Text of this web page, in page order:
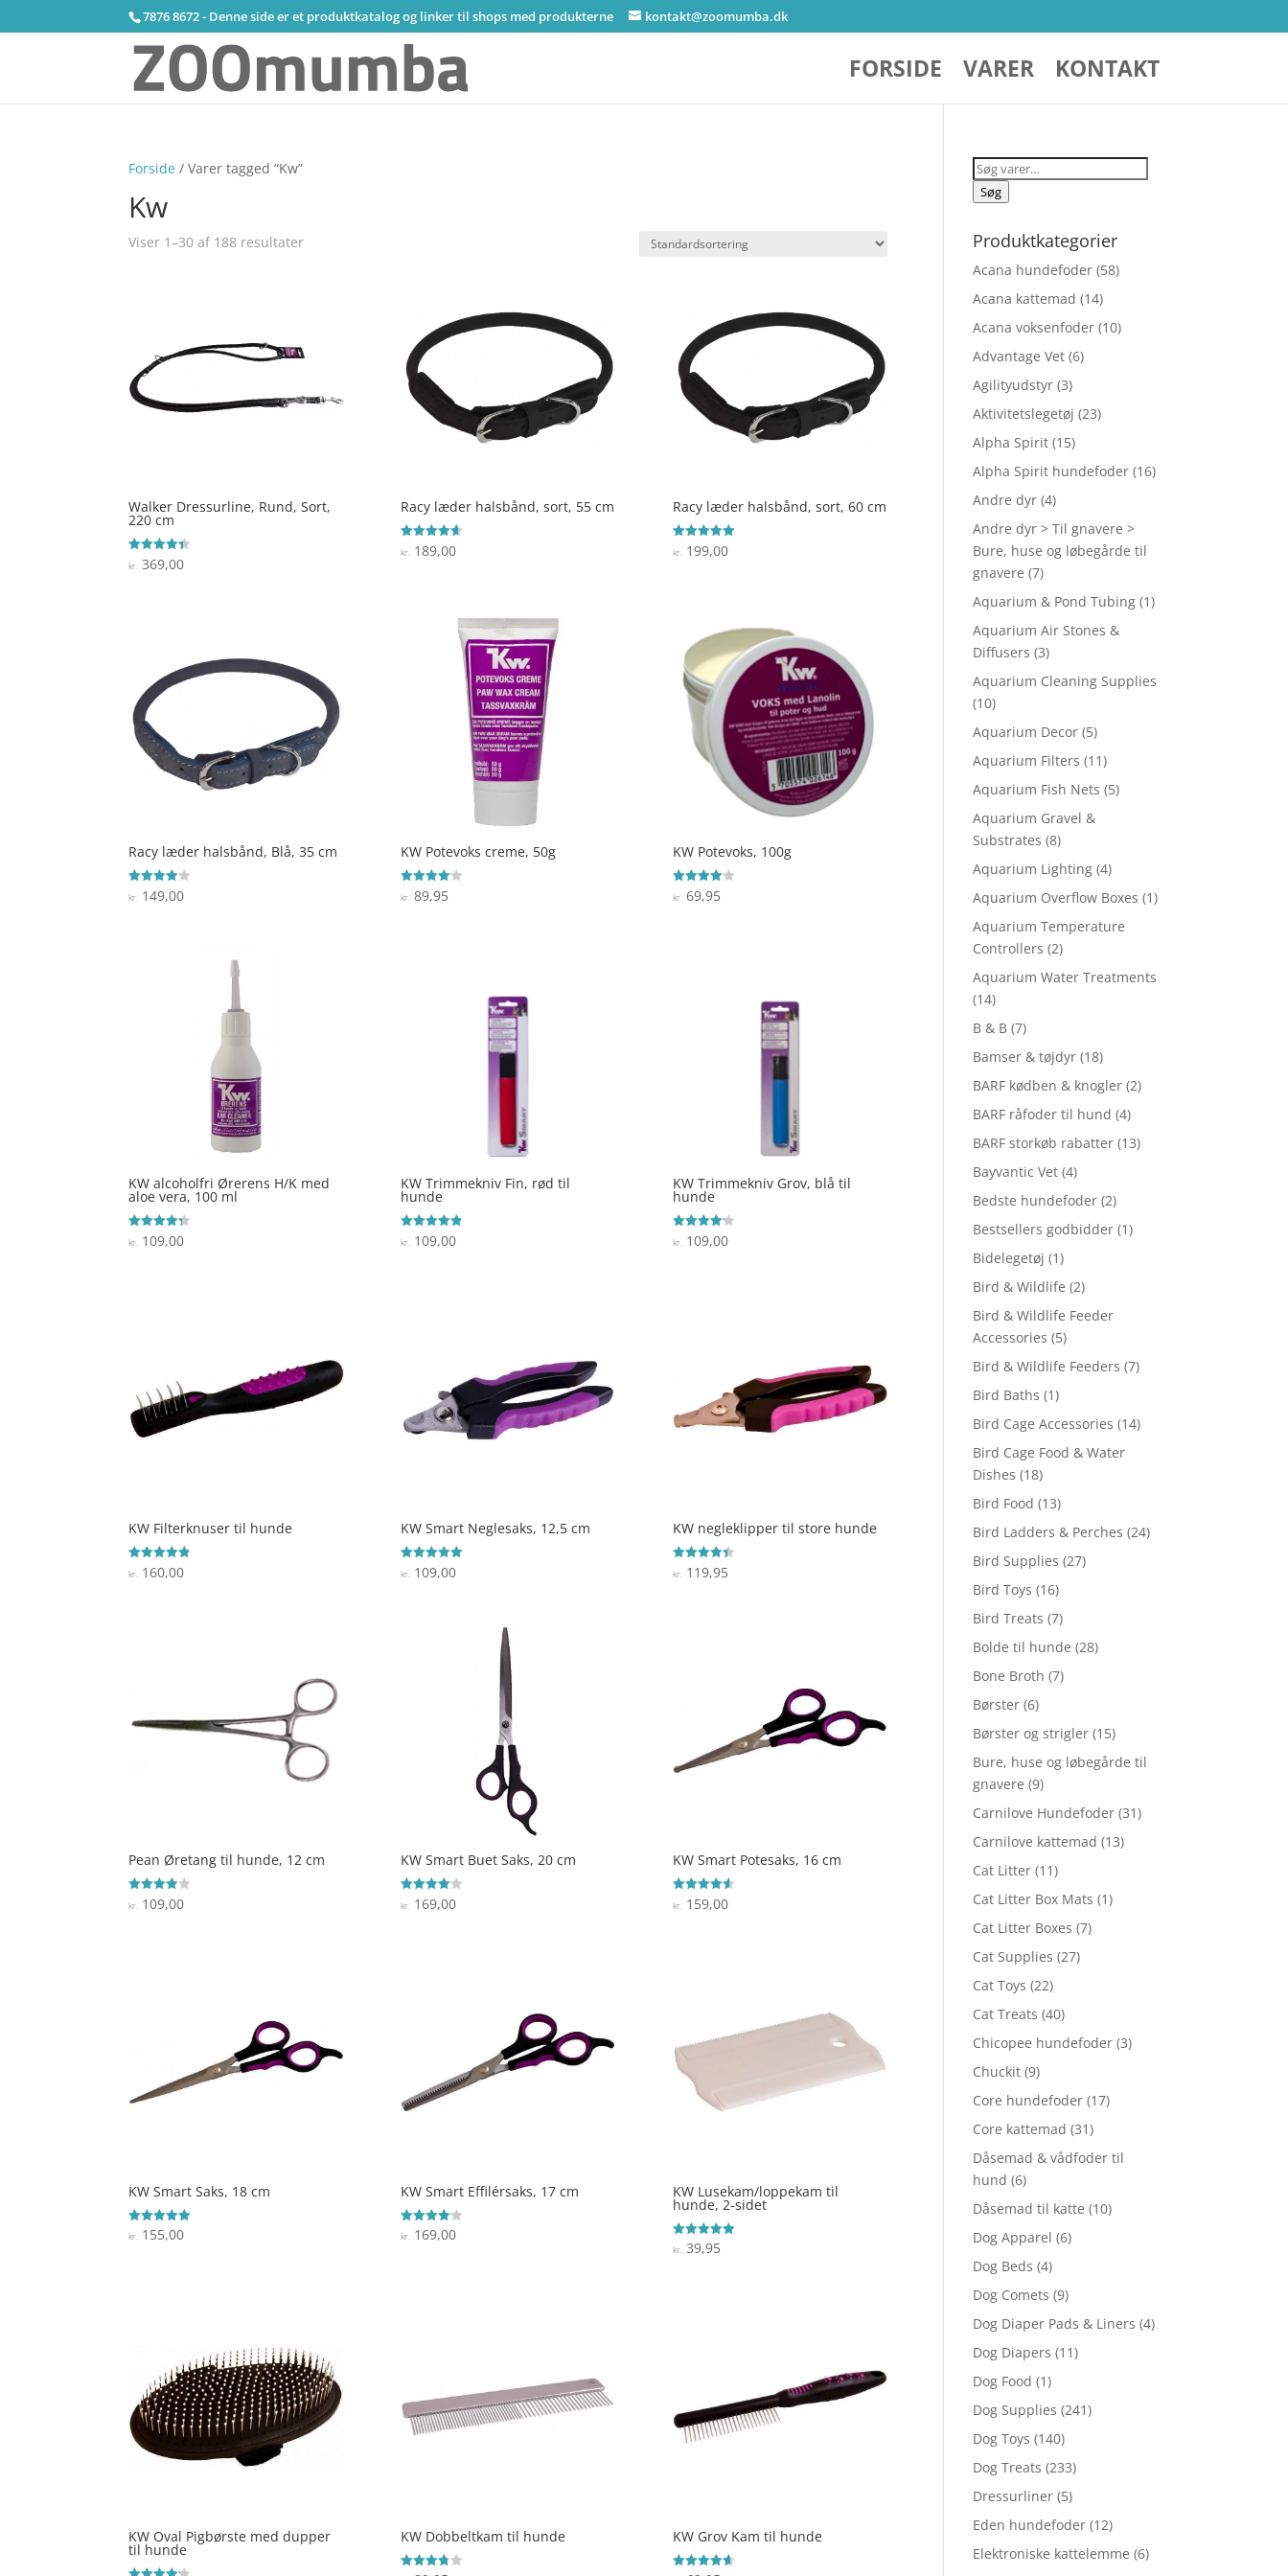
7876 8672 - Denne side er et produktkatalog og linker til shops med produkterne kontakt@zoomumba.dk
FORSIDE VARER KONTAKT
Forside / Varer tagged “Kw”
Kw
Viser 1–30 af 188 resultater
Walker Dressurline, Rund, Sort,
220 cm
Vurderet
4.4
kr. 369,00
Racy læder halsbånd, sort, 55 cm
Vurderet
4.6
kr.189,00
Racy læder halsbånd, sort, 60 cm
Vurderet
5
kr.199,00
Racy læder halsbånd, Blå, 35 cm
Vurderet
3.9
kr. 149,00
KW Potevoks creme, 50g
Vurderet
4.1
kr.89,95
KW Potevoks, 100g
Vurderet
4.1
kr.69,95
KW alcoholfri Ørerens H/K med
aloe vera, 100 ml
Vurderet
4.3
kr. 109,00
KW Trimmekniv Fin, rød til
hunde
Vurderet
4.9
kr. 109,00
KW Trimmekniv Grov, blå til
hunde
Vurderet
4.2
kr. 109,00
KW Filterknuser til hunde
Vurderet
4.8
kr. 160,00
KW Smart Neglesaks, 12,5 cm
Vurderet
5
kr. 109,00
KW negleklipper til store hunde
Vurderet
4.4
kr. 119,95
Pean Øretang til hunde, 12 cm
Vurderet
3.9
kr. 109,00
KW Smart Buet Saks, 20 cm
Vurderet
4.1
kr. 169,00
KW Smart Potesaks, 16 cm
Vurderet
4.6
kr. 159,00
KW Smart Saks, 18 cm
Vurderet
5
kr. 155,00
KW Smart Effilérsaks, 17 cm
Vurderet
4.1
kr.169,00
KW Lusekam/loppekam til
hunde, 2-sidet
Vurderet
5
kr.39,95
KW Oval Pigbørste med dupper
til hunde
KW Dobbeltkam til hunde KW Grov Kam til hunde
Søg
efter:
Søg
Produktkategorier
Acana hundefoder (58)
Acana kattemad (14)
Acana voksenfoder (10)
Advantage Vet (6)
Agilityudstyr (3)
Aktivitetslegetøj (23)
Alpha Spirit (15)
Alpha Spirit hundefoder (16)
Andre dyr (4)
Andre dyr > Til gnavere >
Bure, huse og løbegårde til
gnavere (7)
Aquarium & Pond Tubing (1)
Aquarium Air Stones &
Diffusers (3)
Aquarium Cleaning Supplies
(10)
Aquarium Decor (5)
Aquarium Filters (11)
Aquarium Fish Nets (5)
Aquarium Gravel &
Substrates (8)
Aquarium Lighting (4)
Aquarium Overflow Boxes (1)
Aquarium Temperature
Controllers (2)
Aquarium Water Treatments
(14)
B & B (7)
Bamser & tøjdyr (18)
BARF kødben & knogler (2)
BARF råfoder til hund (4)
BARF storkøb rabatter (13)
Bayvantic Vet (4)
Bedste hundefoder (2)
Bestsellers godbidder (1)
Bidelegetøj (1)
Bird & Wildlife (2)
Bird & Wildlife Feeder
Accessories (5)
Bird & Wildlife Feeders (7)
Bird Baths (1)
Bird Cage Accessories (14)
Bird Cage Food & Water
Dishes (18)
Bird Food (13)
Bird Ladders & Perches (24)
Bird Supplies (27)
Bird Toys (16)
Bird Treats (7)
Bolde til hunde (28)
Bone Broth (7)
Børster (6)
Børster og strigler (15)
Bure, huse og løbegårde til
gnavere (9)
Carnilove Hundefoder (31)
Carnilove kattemad (13)
Cat Litter (11)
Cat Litter Box Mats (1)
Cat Litter Boxes (7)
Cat Supplies (27)
Cat Toys (22)
Cat Treats (40)
Chicopee hundefoder (3)
Chuckit (9)
Core hundefoder (17)
Core kattemad (31)
Dåsemad & vådfoder til
hund (6)
Dåsemad til katte (10)
Dog Apparel (6)
Dog Beds (4)
Dog Comets (9)
Dog Diaper Pads & Liners (4)
Dog Diapers (11)
Dog Food (1)
Dog Supplies (241)
Dog Toys (140)
Dog Treats (233)
Dressurliner (5)
Eden hundefoder (12)
Elektroniske kattelemme (6)